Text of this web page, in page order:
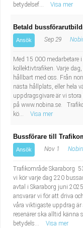
Pedagogiskt
Sanering och
Socialt arbete
Tekniskt arbete
Transport
sekreterare
Lastbilsförare
Informatör/
Brevbärare
Sjuksköterska,
Kock,
betydelsef...
Visa mer
Betald
Ansök Sep 29
Med 15 000 medarbetare
kollektivtrafiken. Varje
hållbart med oss. Från
nästa hållplats, eller hela
uppdragsgivare är vi
på www.nobina.se.
kö...
Visa mer
Bussförare till
Ansök Nov 1
Trafikområde Skaraborg
vi kör varje dag 220
avtal i Skaraborg juni
ansvarar vi för att driva
våra viktigaste uppdrag
resenärer ska alltid
betydels...
Visa mer